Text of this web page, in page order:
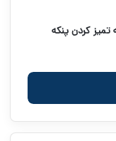
تمیز کردن پنکه